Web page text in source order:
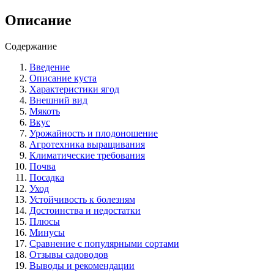
ухода
за
сортом.
Описание
Содержание
Введение
Описание куста
Характеристики ягод
Внешний вид
Мякоть
Вкус
Урожайность и плодоношение
Агротехника выращивания
Климатические требования
Почва
Посадка
Уход
Устойчивость к болезням
Достоинства и недостатки
Плюсы
Минусы
Сравнение с популярными сортами
Отзывы садоводов
Выводы и рекомендации